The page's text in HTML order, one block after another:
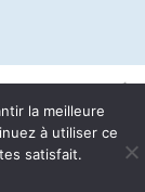
la meilleure
à utiliser ce
satisfait.